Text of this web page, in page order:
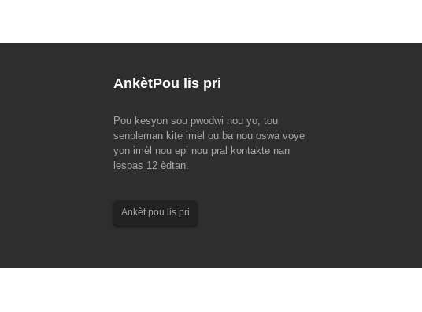
Jwenn nou nan EMO Hannover 2023 (18-
Evènman Biennial, premye fwa komès nan mond
lan pou teknoloji pwodiksyon, EMO Hanover
endistri a zouti machin (CECIMO), ki te fonde ...
2023 Dragon Boat Festival Avi
Tanpri sonje aranjman fèt sa yo pou anplwaye
AnkètPou lis pri
Pou kesyon sou pwodwi nou yo, tou
senpleman kite imel ou ba nou oswa voye
yon imèl nou epi nou pral kontakte nan
lespas 12 èdtan.
Ankèt pou lis pri